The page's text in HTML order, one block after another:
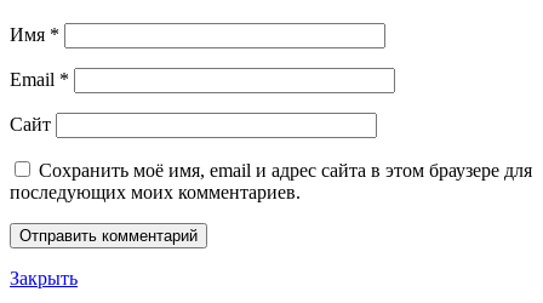
Имя *
Email *
Сайт
Сохранить моё имя, email и адрес сайта в этом браузере для
последующих моих комментариев.
Закрыть